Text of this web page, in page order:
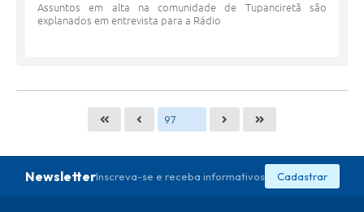
Assuntos em alta na comunidade de Tupanciretã são
explanados em entrevista para a Rádio
NewsletterInscreva-se e receba informativos Cadastrar